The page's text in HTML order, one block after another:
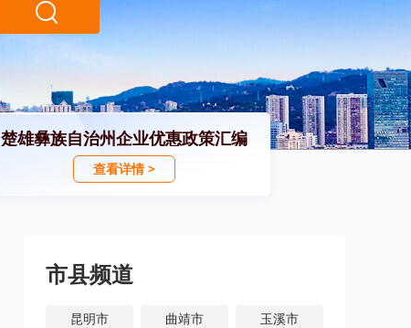
楚雄彝族自治州企业优惠政策汇编
查看详情 >
市县频道
昆明市 曲靖市 玉溪市